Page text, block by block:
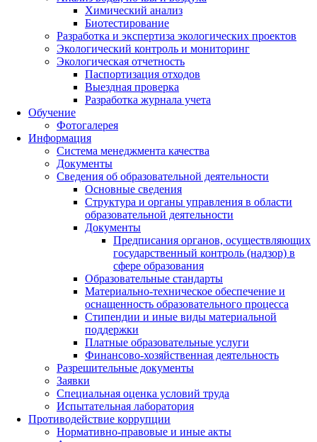
Химический анализ
Биотестирование
Разработка и экспертиза экологических проектов
Экологический контроль и мониторинг
Экологическая отчетность
Паспортизация отходов
Выездная проверка
Разработка журнала учета
Обучение
Фотогалерея
Информация
Система менеджмента качества
Документы
Сведения об образовательной деятельности
Основные сведения
Структура и органы управления в области
образовательной деятельности
Документы
Предписания органов, осуществляющих
государственный контроль (надзор) в
сфере образования
Образовательные стандарты
Материально-техническое обеспечение и
оснащенность образовательного процесса
Стипендии и иные виды материальной
поддержки
Платные образовательные услуги
Финансово-хозяйственная деятельность
Разрешительные документы
Заявки
Специальная оценка условий труда
Испытательная лаборатория
Противодействие коррупции
Нормативно-правовые и иные акты